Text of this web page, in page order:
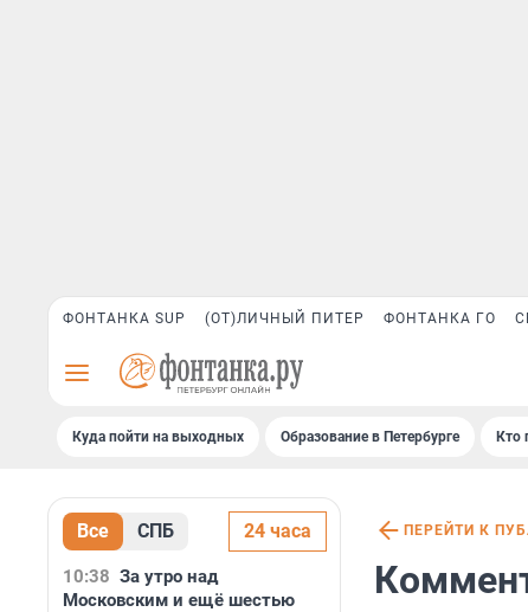
ФОНТАНКА SUP (ОТ)ЛИЧНЫЙ ПИТЕР ФОНТАНКА ГО
Куда пойти на выходных Образование в Петербурге Кто
Все СПБ 24 часа
10:38 За утро над
Московским и ещё шестью
ПЕРЕЙТИ К